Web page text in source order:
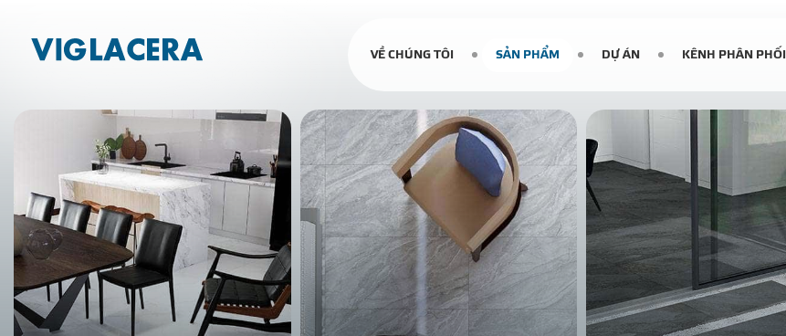
VỀ CHÚNG TÔI SẢN PHẨM DỰ ÁN KÊNH PHÂN PHỐI